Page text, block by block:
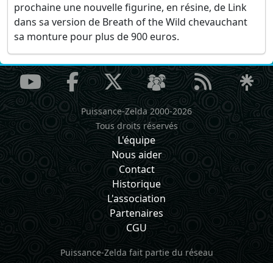
prochaine une nouvelle figurine, en résine, de Link
dans sa version de Breath of the Wild chevauchant
sa monture pour plus de 900 euros.
Puissance-Zelda 2000-2026
Tous droits réservés
L'équipe
Nous aider
Contact
Historique
L'association
Partenaires
CGU
Puissance-Zelda fait partie du réseau